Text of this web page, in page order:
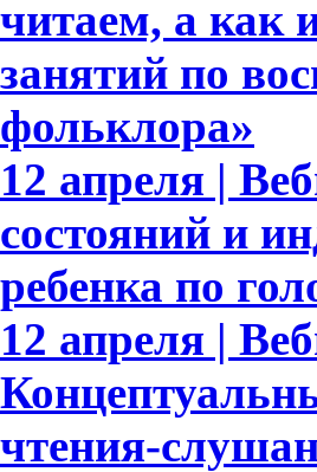
читаем, а как
занятий по
фольклора»
12 апреля |
состояний и
ребенка по
12 апреля |
чтения-